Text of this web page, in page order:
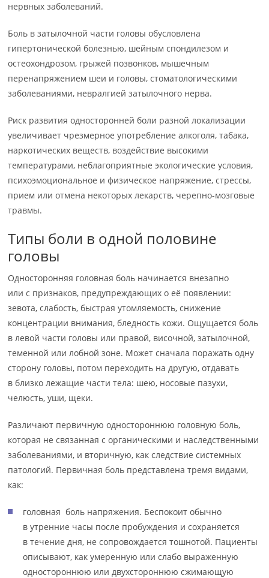
нервных заболеваний.
Боль в затылочной части головы обусловлена
гипертонической болезнью, шейным спондилезом и
остеохондрозом, грыжей позвонков, мышечным
перенапряжением шеи и головы, стоматологическими
заболеваниями, невралгией затылочного нерва.
Риск развития односторонней боли разной локализации
увеличивает чрезмерное употребление алкоголя, табака,
наркотических веществ, воздействие высокими
температурами, неблагоприятные экологические условия,
психоэмоциональное и физическое напряжение, стрессы,
прием или отмена некоторых лекарств, черепно-мозговые
травмы.
Типы боли в одной половине
головы
Односторонняя головная боль начинается внезапно
или с признаков, предупреждающих о её появлении:
зевота, слабость, быстрая утомляемость, снижение
концентрации внимания, бледность кожи. Ощущается боль
в левой части головы или правой, височной, затылочной,
теменной или лобной зоне. Может сначала поражать одну
сторону головы, потом переходить на другую, отдавать
в близко лежащие части тела: шею, носовые пазухи,
челюсть, уши, щеки.
Различают первичную одностороннюю головную боль,
которая не связанная с органическими и наследственными
заболеваниями, и вторичную, как следствие системных
патологий. Первичная боль представлена тремя видами,
как:
головная боль напряжения. Беспокоит обычно
в утренние часы после пробуждения и сохраняется
в течение дня, не сопровождается тошнотой. Пациенты
описывают, как умеренную или слабо выраженную
одностороннюю или двухстороннюю сжимающую